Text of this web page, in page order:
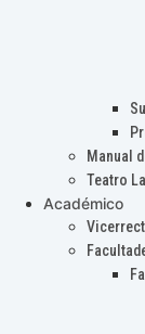
Manual
Teatro
Académico